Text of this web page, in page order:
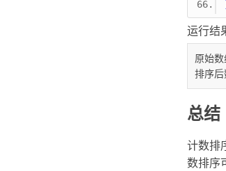
运行结
原始
排序
总结
计数排
数排序